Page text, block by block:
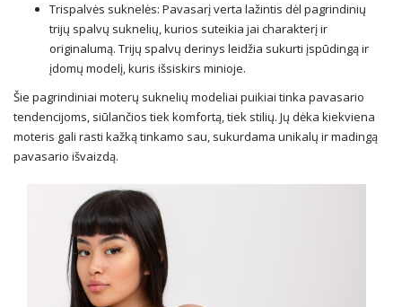
Trispalvės suknelės: Pavasarį verta lažintis dėl pagrindinių
trijų spalvų suknelių, kurios suteikia jai charakterį ir
originalumą. Trijų spalvų derinys leidžia sukurti įspūdingą ir
įdomų modelį, kuris išsiskirs minioje.
Šie pagrindiniai moterų suknelių modeliai puikiai tinka pavasario
tendencijoms, siūlančios tiek komfortą, tiek stilių. Jų dėka kiekviena
moteris gali rasti kažką tinkamo sau, sukurdama unikalų ir madingą
pavasario išvaizdą.